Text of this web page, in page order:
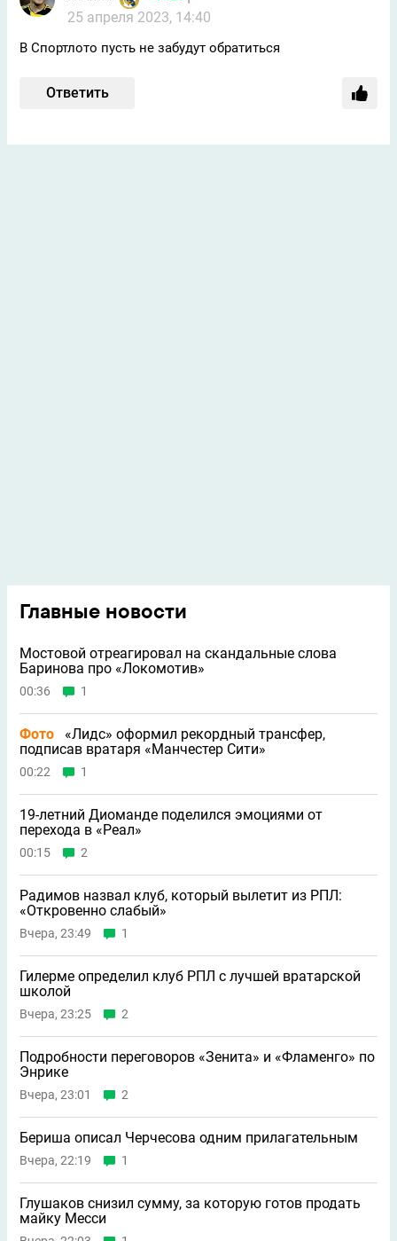
25 апреля 2023, 14:40
В Спортлото пусть не забудут обратиться
Ответить
Главные новости
Мостовой отреагировал на скандальные слова
Баринова про «Локомотив»
00:36 1
Фото
«Лидс» оформил рекордный трансфер,
подписав вратаря «Манчестер Сити»
00:22 1
19-летний Диоманде поделился эмоциями от
перехода в «Реал»
00:15 2
Радимов назвал клуб, который вылетит из РПЛ:
«Откровенно слабый»
Вчера, 23:49 1
Гилерме определил клуб РПЛ с лучшей вратарской
школой
Вчера, 23:25 2
Подробности переговоров «Зенита» и «Фламенго» по
Энрике
Вчера, 23:01 2
Бериша описал Черчесова одним прилагательным
Вчера, 22:19 1
Глушаков снизил сумму, за которую готов продать
майку Месси